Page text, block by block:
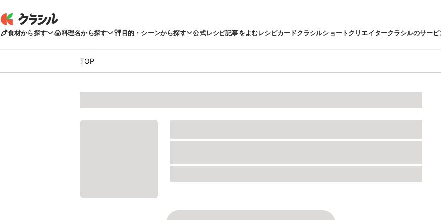
食材から探す 料理名から探す 目的・シーンから探す 公式レシピ記事をよむレシピカードクラシルショートクリエイタークラシルのサービ
TOP